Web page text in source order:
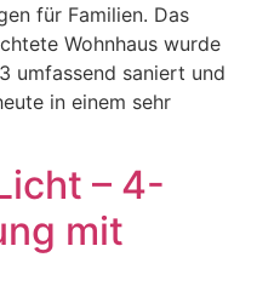
für Familien. Das
Wohnhaus wurde
umfassend saniert und
in einem sehr
– 4-
mit